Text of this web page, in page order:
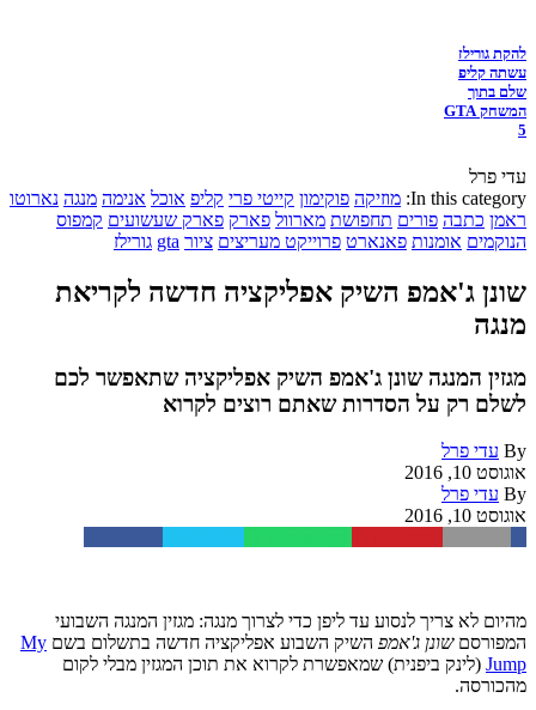
להקת גורילז
עשתה קליפ
שלם בתוך
המשחק GTA
5
עדי פרל
In this category: מוזיקה פוקימון קייטי פרי קליפ אוכל אנימה מנגה נארוטו
ראמן כתבה פורים תחפושת מארוול פארק פארק שעשועים קמפוס
הנוקמים אומנות פאנארט פרוייקט מעריצים ציור gta גורילז
שונן ג'אמפ השיק אפליקציה חדשה לקריאת
מנגה
מגזין המנגה שונן ג'אמפ השיק אפליקציה שתאפשר לכם
לשלם רק על הסדרות שאתם רוצים לקרוא
By עדי פרל
אוגוסט 10, 2016
By עדי פרל
אוגוסט 10, 2016
מהיום לא צריך לנסוע עד ליפן כדי לצרוך מנגה: מגזין המנגה השבועי
המפורסםשונן ג'אמפ השיק השבוע אפליקציה חדשה בתשלום בשם My
Jump (לינק ביפנית) שמאפשרת לקרוא את תוכן המגזין מבלי לקום
מהכורסה.